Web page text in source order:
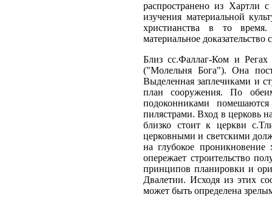
распространено из Хартли
изучения материальной
христианства в то время.
материальное
Близ сс.Фаллаг-Ком и
("Молельня Бога"). Она
Выделенная заплечиками и
план сооружения. По
подоконниками
пилястрами. Вход в церковь
близко стоит к церкви
церковными и светскими
на глубокое
опережает строительство
принципов планировки и
Двалетии. Исходя из этих
может быть определена